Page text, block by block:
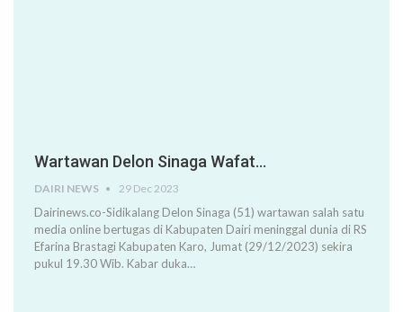
Wartawan Delon Sinaga Wafat…
DAIRI NEWS 29 Dec 2023
Dairinews.co-Sidikalang Delon Sinaga (51) wartawan salah satu
media online bertugas di Kabupaten Dairi meninggal dunia di RS
Efarina Brastagi Kabupaten Karo, Jumat (29/12/2023) sekira
pukul 19.30 Wib. Kabar duka…